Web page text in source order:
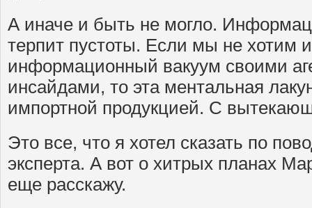
А иначе и быть не могло.
терпит пустоты. Если мы не хотим
информационный вакуум своими
инсайдами, то эта ментальная
импортной продукцией. С
Это все, что я хотел сказать по
эксперта. А вот о хитрых планах
еще расскажу.